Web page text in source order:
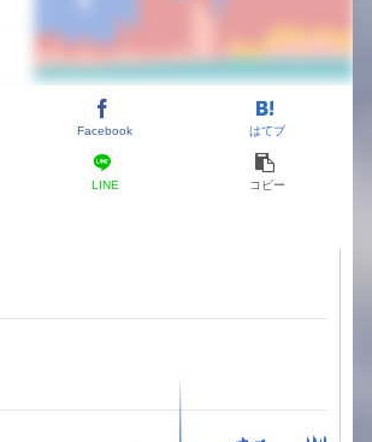
Facebook はてブ
LINE コピー